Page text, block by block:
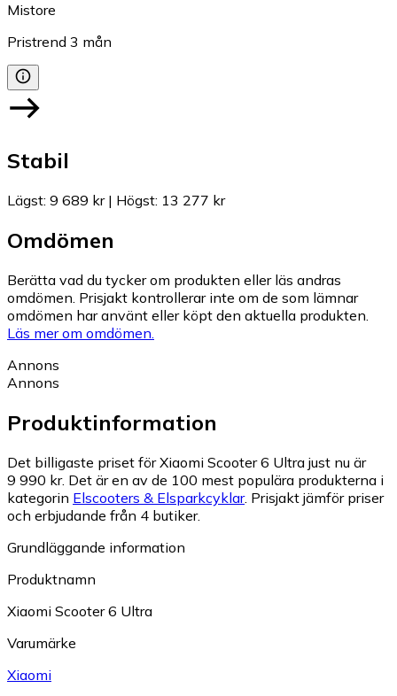
Mistore
Pristrend 3 mån
Stabil
Lägst: 9 689 kr| Högst: 13 277 kr
Omdömen
Berätta vad du tycker om produkten eller läs andras
omdömen. Prisjakt kontrollerar inte om de som lämnar
omdömen har använt eller köpt den aktuella produkten.
Läs mer om omdömen.
Annons
Annons
Produktinformation
Det billigaste priset för Xiaomi Scooter 6 Ultra just nu är
9 990 kr. Det är en av de 100 mest populära produkterna i
kategorin Elscooters & Elsparkcyklar. Prisjakt jämför priser
och erbjudande från 4 butiker.
Grundläggande information
Produktnamn
Xiaomi Scooter 6 Ultra
Varumärke
Xiaomi